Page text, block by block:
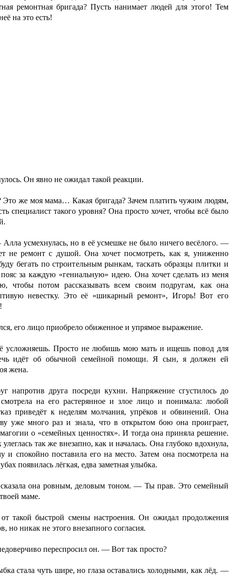
ремонтная бригада? Пусть нанимает людей для этого! Тем
на это есть!
Он явно не ожидал такой реакции.
же моя мама… Какая бригада? Зачем платить чужим людям,
специалист такого уровня? Она просто хочет, чтобы всё было
усмехнулась, но в её усмешке не было ничего весёлого. —
не ремонт с душой. Она хочет посмотреть, как я, униженно
бегать по строительным рынкам, таскать образцы плитки и
пояс за каждую «гениальную» идею. Она хочет сделать из меня
чтобы потом рассказывать всем своим подругам, как она
невестку. Это её «шикарный ремонт», Игорь! Вот его
его лицо приобрело обиженное и упрямое выражение.
усложняешь. Просто не любишь мою мать и ищешь повод для
идёт об обычной семейной помощи. Я сын, я должен ей
жена.
напротив друга посреди кухни. Напряжение сгустилось до
на его растерянное и злое лицо и понимала: любой
приведёт к неделям молчания, упрёков и обвинений. Она
уже много раз и знала, что в открытом бою она проиграет,
о «семейных ценностях». И тогда она приняла решение.
улеглась так же внезапно, как и началась. Она глубоко вдохнула,
и спокойно поставила его на место. Затем она посмотрела на
появилась лёгкая, едва заметная улыбка.
она ровным, деловым тоном. — Ты прав. Это семейный
маме.
такой быстрой смены настроения. Он ожидал продолжения
но никак не этого внезапного согласия.
переспросил он. — Вот так просто?
стала чуть шире, но глаза оставались холодными, как лёд. —